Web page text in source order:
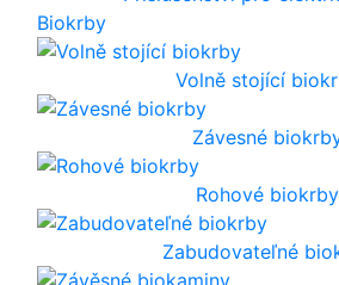
Biokrby
Volně stojící
Závesné
Rohové biokrby
Zabudovateľné